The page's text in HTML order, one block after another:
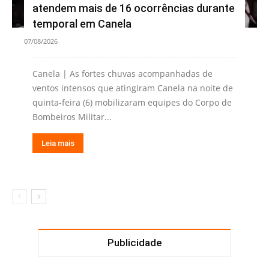
atendem mais de 16 ocorrências durante
temporal em Canela
07/08/2026
Canela | As fortes chuvas acompanhadas de
ventos intensos que atingiram Canela na noite de
quinta-feira (6) mobilizaram equipes do Corpo de
Bombeiros Militar...
Leia mais
Publicidade